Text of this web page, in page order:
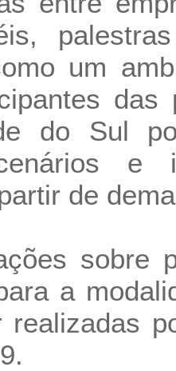
um
do Sul
e
de
sobre
a
realizadas